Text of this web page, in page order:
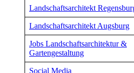
Landschaftsarchitekt
Landschaftsarchitekt Augsburg
Jobs Landschaftsarchitektur &
Gartengestaltung
Social Media